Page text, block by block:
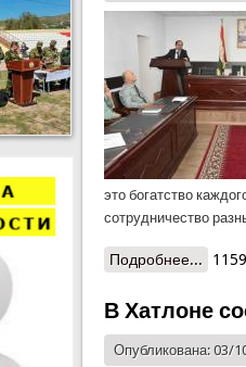
это богатство
сотрудничество
Подробнее... о
В Хатлоне
Опубликована: 03/